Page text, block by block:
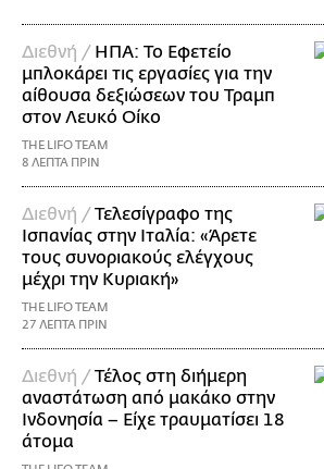
Διεθνή / ΗΠΑ: Το Εφετείο
μπλοκάρει τις εργασίες για την
αίθουσα δεξιώσεων του Τραμπ
στον Λευκό Οίκο
THE LIFO TEAM
8 ΛΕΠΤΑ ΠΡΙΝ
Διεθνή / Τελεσίγραφο της
Ισπανίας στην Ιταλία: «Άρετε
τους συνοριακούς ελέγχους
μέχρι την Κυριακή»
THE LIFO TEAM
27 ΛΕΠΤΑ ΠΡΙΝ
Διεθνή / Τέλος στη διήμερη
αναστάτωση από μακάκο στην
Ινδονησία – Είχε τραυματίσει 18
άτομα